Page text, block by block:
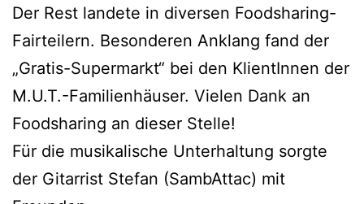
Der Rest landete in diversen Foodsharing-
Fairteilern. Besonderen Anklang fand der
„Gratis-Supermarkt“ bei den KlientInnen der
M.U.T.-Familienhäuser. Vielen Dank an
Foodsharing an dieser Stelle!
Für die musikalische Unterhaltung sorgte
der Gitarrist Stefan (SambAttac) mit